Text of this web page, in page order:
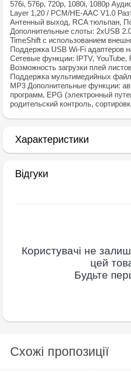
576i, 576р, 720р, 1080i, 1080р
Layer 1,20 / PCM/HE-AAC V1.0
Антенный выход, RCA тюльпан,
Дополнительные слоты: 2xUSB
TimeShift с использованием
Поддержка USB Wi-Fi адаптеров
Сетевые функции: IPTV, YouTube,
Возможность загрузки плей
Поддержка мультимедийных
MP3 Дополнительные функции:
программ, EPG (электронный
родительский контроль,
Характеристики
Відгуки
Користувачі не
цей
Будьте
Схожі пропозиції